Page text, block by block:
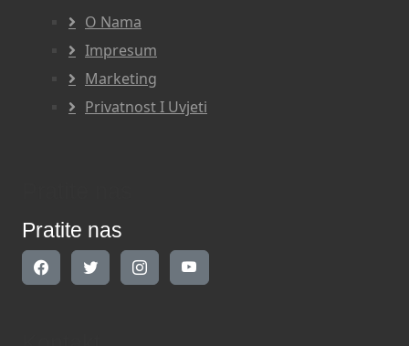
O Nama
Impresum
Marketing
Privatnost I Uvjeti
Pratite nas